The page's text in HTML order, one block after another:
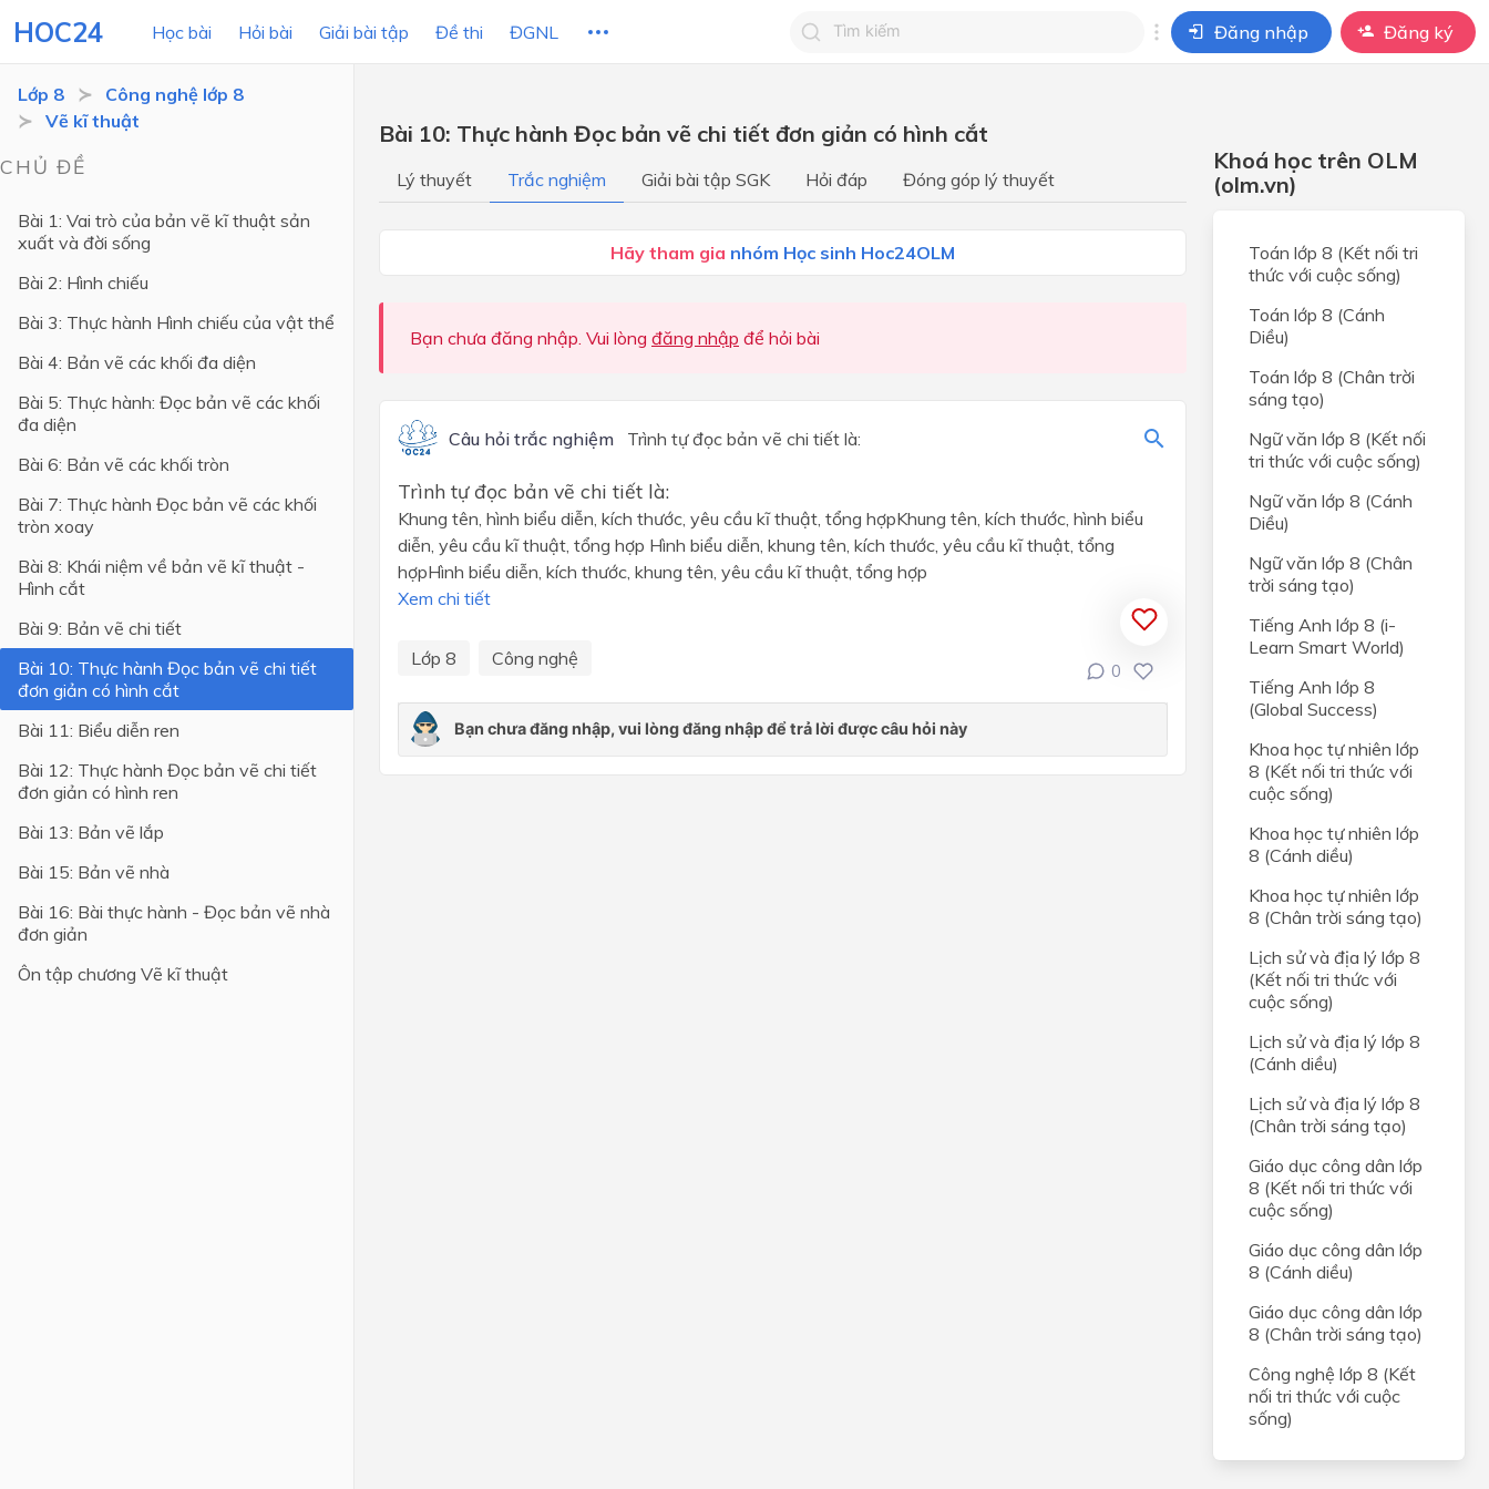
HOC24 Học bài Hỏi bài Giải bài tập Đề thi ĐGNL
Tìm kiếm câu trả lời
Tìm kiếm câu trả lời cho câu hỏi của
Đăng nhập Đăng ký
Lớp 12
Lớp 11
Lớp 10
Lớp 9
Lớp 8
Lớp 7
Lớp 6
Lớp 5
Lớp 3
Lớp 2
Lớp 1
CHƯƠNG 2: CƠ KHÍ
CHƯƠNG 4: THIẾT KẾ KĨ
CHƯƠNG I. : VẼ KĨ THUẬT
Cơ khí
CHƯƠNG II. : CƠ KHÍ
Bài 17: Các bước thiết kế kĩ thuật
Lớp 8
Công nghệ lớp 8
Vẽ kĩ thuật
CHỦ ĐỀ
Bài 1: Vai trò của bản vẽ kĩ thuật sản
xuất và đời sống
Bài 2: Hình chiếu
Bài 3: Thực hành Hình chiếu của vật thể
Bài 4: Bản vẽ các khối đa diện
Bài 5: Thực hành: Đọc bản vẽ các khối
đa diện
Bài 6: Bản vẽ các khối tròn
Bài 7: Thực hành Đọc bản vẽ các khối
tròn xoay
Bài 8: Khái niệm về bản vẽ kĩ thuật -
Hình cắt
Bài 9: Bản vẽ chi tiết
Bài 10: Thực hành Đọc bản vẽ chi tiết
đơn giản có hình cắt
Bài 11: Biểu diễn ren
Bài 12: Thực hành Đọc bản vẽ chi tiết
đơn giản có hình ren
Bài 13: Bản vẽ lắp
Bài 15: Bản vẽ nhà
Bài 16: Bài thực hành - Đọc bản vẽ nhà
đơn giản
Ôn tập chương Vẽ kĩ thuật
Bài 10: Thực hành Đọc bản vẽ chi tiết đơn giản có hình cắt
Lý thuyết Trắc nghiệm Giải bài tập SGK Hỏi đáp Đóng góp lý thuyết
Hãy tham gia nhóm Học sinh Hoc24OLM
Bạn chưa đăng nhập. Vui lòng đăng nhập để hỏi bài
Câu hỏi trắc nghiệm Trình tự đọc bản vẽ chi tiết là:
Trình tự đọc bản vẽ chi tiết là:
Khung tên, hình biểu diễn, kích thước, yêu cầu kĩ thuật, tổng hợpKhung tên, kích thước, hình biểu
diễn, yêu cầu kĩ thuật, tổng hợp Hình biểu diễn, khung tên, kích thước, yêu cầu kĩ thuật, tổng
hợpHình biểu diễn, kích thước, khung tên, yêu cầu kĩ thuật, tổng hợp
Xem chi tiết
Lớp 8 Công nghệ
0
Khoá học trên OLM
(olm.vn)
Toán lớp 8 (Kết nối tri
thức với cuộc sống)
Toán lớp 8 (Cánh
Diều)
Toán lớp 8 (Chân trời
sáng tạo)
Ngữ văn lớp 8 (Kết nối
tri thức với cuộc sống)
Ngữ văn lớp 8 (Cánh
Diều)
Ngữ văn lớp 8 (Chân
trời sáng tạo)
Tiếng Anh lớp 8 (i-
Learn Smart World)
Tiếng Anh lớp 8
(Global Success)
Khoa học tự nhiên lớp
8 (Kết nối tri thức với
cuộc sống)
Khoa học tự nhiên lớp
8 (Cánh diều)
Khoa học tự nhiên lớp
8 (Chân trời sáng tạo)
Lịch sử và địa lý lớp 8
(Kết nối tri thức với
cuộc sống)
Lịch sử và địa lý lớp 8
(Cánh diều)
Lịch sử và địa lý lớp 8
(Chân trời sáng tạo)
Giáo dục công dân lớp
8 (Kết nối tri thức với
cuộc sống)
Giáo dục công dân lớp
8 (Cánh diều)
Giáo dục công dân lớp
8 (Chân trời sáng tạo)
Công nghệ lớp 8 (Kết
nối tri thức với cuộc
sống)